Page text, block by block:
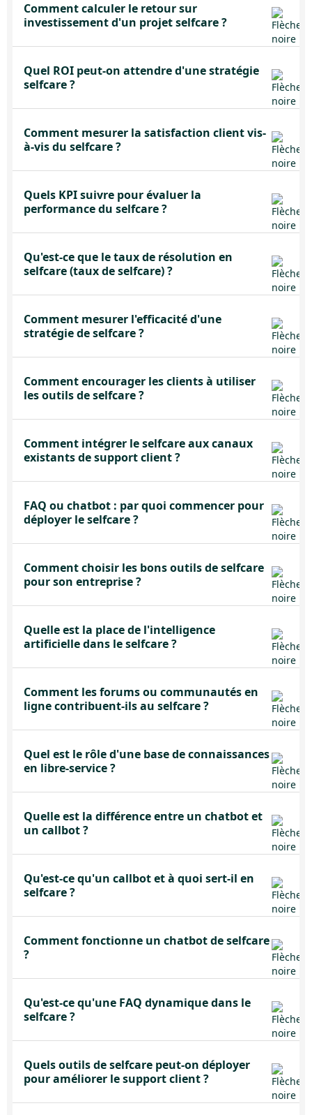
Comment calculer le retour sur
investissement d'un projet selfcare ?
Quel ROI peut-on attendre d'une stratégie
selfcare ?
Comment mesurer la satisfaction client vis-
à-vis du selfcare ?
Quels KPI suivre pour évaluer la
performance du selfcare ?
Qu'est-ce que le taux de résolution en
selfcare (taux de selfcare) ?
Comment mesurer l'efficacité d'une
stratégie de selfcare ?
Comment encourager les clients à utiliser
les outils de selfcare ?
Comment intégrer le selfcare aux canaux
existants de support client ?
FAQ ou chatbot : par quoi commencer pour
déployer le selfcare ?
Comment choisir les bons outils de selfcare
pour son entreprise ?
Quelle est la place de l'intelligence
artificielle dans le selfcare ?
Comment les forums ou communautés en
ligne contribuent-ils au selfcare ?
Quel est le rôle d'une base de connaissances
en libre-service ?
Quelle est la différence entre un chatbot et
un callbot ?
Qu'est-ce qu'un callbot et à quoi sert-il en
selfcare ?
Comment fonctionne un chatbot de selfcare
?
Qu'est-ce qu'une FAQ dynamique dans le
selfcare ?
Quels outils de selfcare peut-on déployer
pour améliorer le support client ?